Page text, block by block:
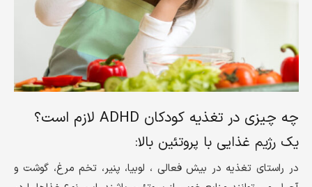
چه چیزی در تغذیه کودکان ADHD لازم است؟
یک رژیم غذایی با پروتئین بالا:
در راستای تغذیه در بیش فعالی ، لوبیا، پنیر، تخم مرغ، گوشت و